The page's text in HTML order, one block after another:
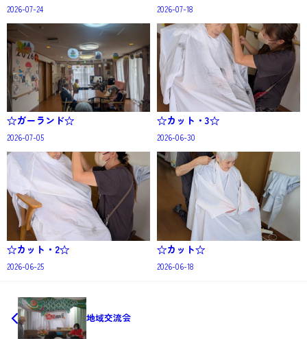
2026-07-24 2026-07-18
☆ガーランド☆
2026-07-05
☆カット・3☆
2026-06-30
☆カット・2☆
2026-06-25
☆カット☆
2026-06-18
地域交流会